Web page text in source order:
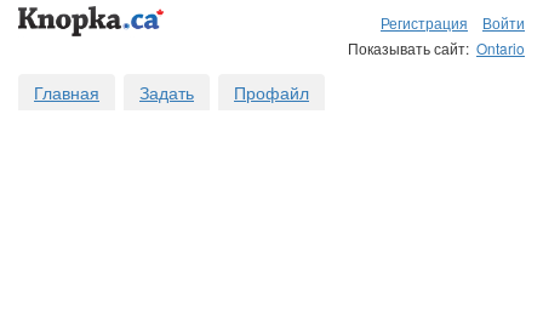
Регистрация
Войти
Показывать сайт: Ontario
Главная Задать Профайл